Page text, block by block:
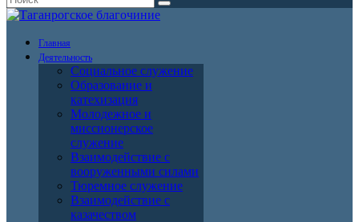
Главная
Деятельность
Социальное служение
Образование и
катехизация
Молодежное и
миссионерское
служение
Взаимодействие с
вооруженными силами
Тюремное служение
Взаимодействие с
казачеством